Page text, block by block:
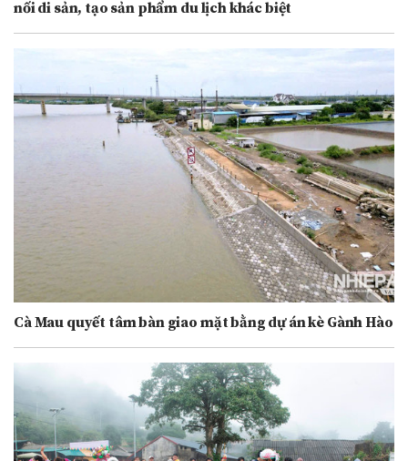
nối di sản, tạo sản phẩm du lịch khác biệt
Cà Mau quyết tâm bàn giao mặt bằng dự án kè Gành Hào